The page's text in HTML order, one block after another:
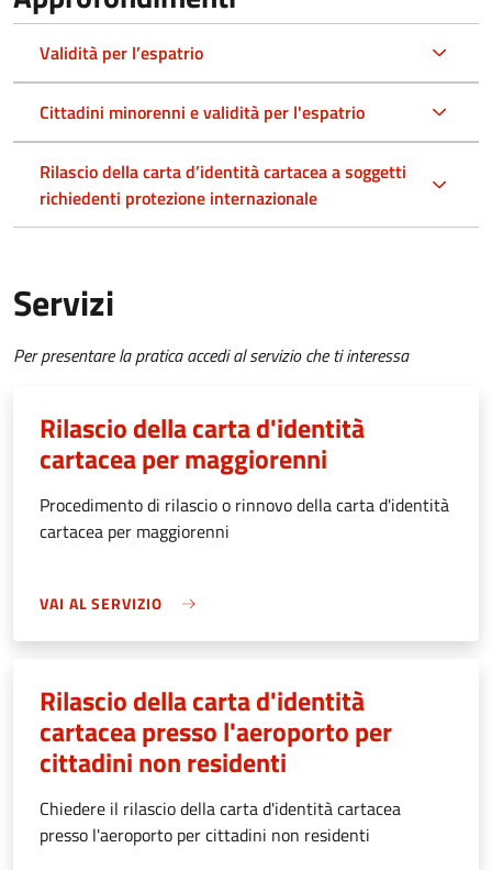
Validità per l’espatrio
Cittadini minorenni e validità per l'espatrio
Rilascio della carta d’identità cartacea a soggetti
richiedenti protezione internazionale
Servizi
Per presentare la pratica accedi al servizio che ti interessa
Rilascio della carta d'identità
cartacea per maggiorenni
Procedimento di rilascio o rinnovo della carta d'identità
cartacea per maggiorenni
VAI AL SERVIZIO
Rilascio della carta d'identità
cartacea presso l'aeroporto per
cittadini non residenti
Chiedere il rilascio della carta d'identità cartacea
presso l'aeroporto per cittadini non residenti